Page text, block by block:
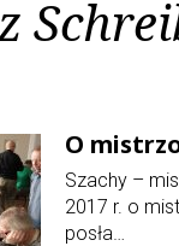
O
Szachy –
2017 r. o
posła…